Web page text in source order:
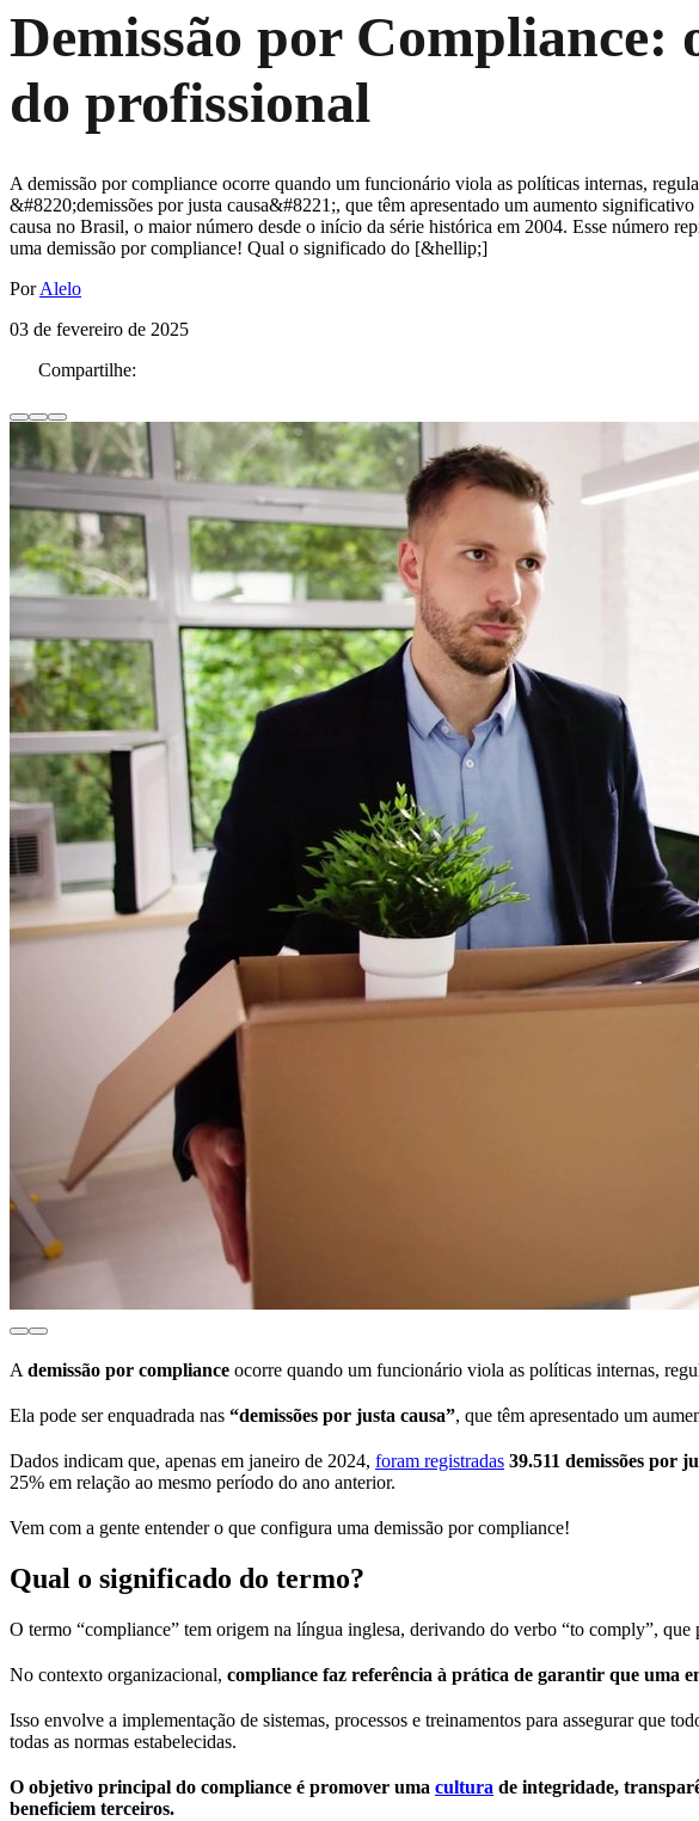
Demissão por Compliance:
do profissional
A demissão por compliance ocorre quando um funcionário viola as políticas internas,
&#8220;demissões por justa causa&#8221;, que têm apresentado um aumento
causa no Brasil, o maior número desde o início da série histórica em 2004. Esse número
uma demissão por compliance! Qual o significado do [&hellip;]
PorAlelo
03 de fevereiro de 2025
Compartilhe:
A demissão por compliance ocorre quando um funcionário viola as políticas internas,
Ela pode ser enquadrada nas “demissões por justa causa”, que têm apresentado um
Dados indicam que, apenas em janeiro de 2024, foram registradas 39.511 demissões por
25% em relação ao mesmo período do ano anterior.
Vem com a gente entender o que configura uma demissão por compliance!
Qual o significado do termo?
O termo “compliance” tem origem na língua inglesa, derivando do verbo “to comply”, que
No contexto organizacional, compliance faz referência à prática de garantir que uma
Isso envolve a implementação de sistemas, processos e treinamentos para assegurar que
todas as normas estabelecidas.
O objetivo principal do compliance é promover uma cultura de integridade,
beneficiem terceiros.